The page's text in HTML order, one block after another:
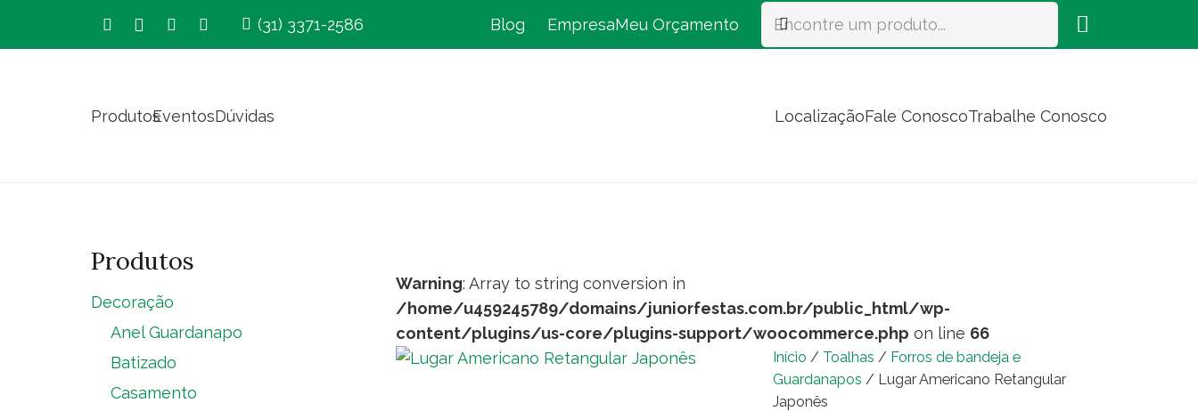
(31) 3371-2586 Blog EmpresaMeu Orçamento
ProdutosEventosDúvidas LocalizaçãoFale ConoscoTrabalhe Conosco
Warning: Array to string conversion in
/home/u459245789/domains/juniorfestas.com.br/public_html/wp-
content/plugins/us-core/plugins-support/woocommerce.php on line 66
Início / Toalhas / Forros de bandeja e
Guardanapos / Lugar Americano Retangular
Japonês
Produtos
Decoração
Anel Guardanapo
Batizado
Casamento